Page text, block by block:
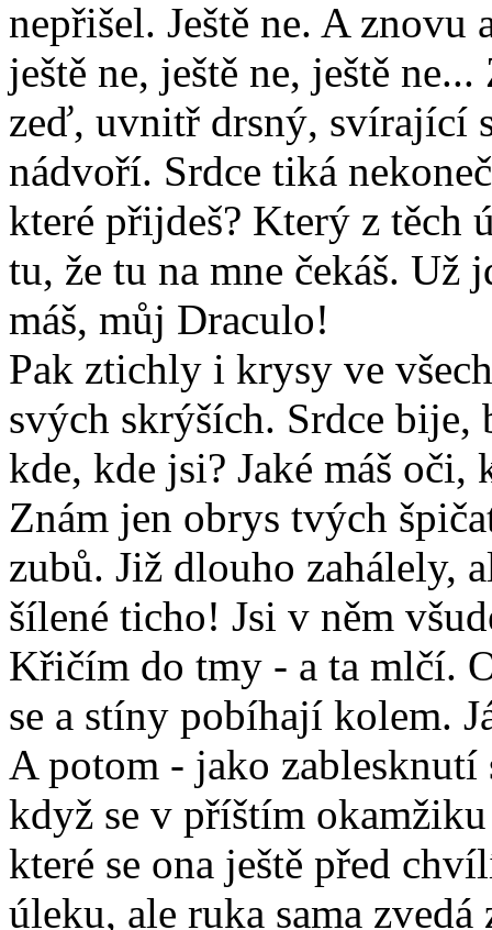
nepřišel. Ještě ne. A znovu
ještě ne, ještě ne, ještě
zeď, uvnitř drsný, svírající
nádvoří. Srdce tiká
které přijdeš? Který z těch
tu, že tu na mne čekáš. Už
máš, můj Draculo!
Pak ztichly i krysy ve
svých skrýších. Srdce
kde, kde jsi? Jaké máš oči,
Znám jen obrys tvých
zubů. Již dlouho zahálely,
šílené ticho! Jsi v něm
Křičím do tmy - a ta mlčí.
se a stíny pobíhají kolem.
A potom - jako
když se v příštím
které se ona ještě před
úleku, ale ruka sama